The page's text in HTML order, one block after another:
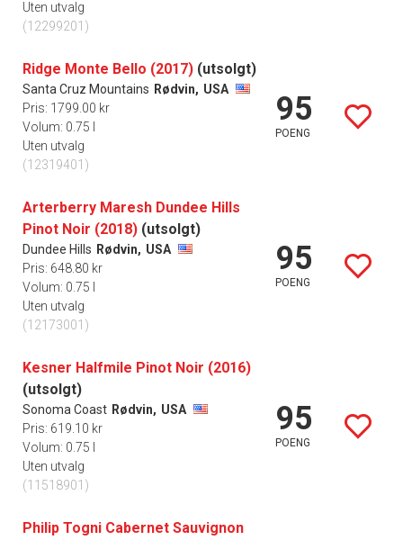
Uten utvalg
(12299201)
Ridge Monte Bello (2017) (utsolgt)
Santa Cruz Mountains Rødvin, USA
Pris: 1799.00 kr
Volum: 0.75 l
Uten utvalg
(12319401)
95
POENG
Arterberry Maresh Dundee Hills
Pinot Noir (2018) (utsolgt)
Dundee Hills Rødvin, USA
Pris: 648.80 kr
Volum: 0.75 l
Uten utvalg
(12173001)
95
POENG
Kesner Halfmile Pinot Noir (2016)
(utsolgt)
Sonoma Coast Rødvin, USA
Pris: 619.10 kr
Volum: 0.75 l
Uten utvalg
(11518901)
95
POENG
Philip Togni Cabernet Sauvignon